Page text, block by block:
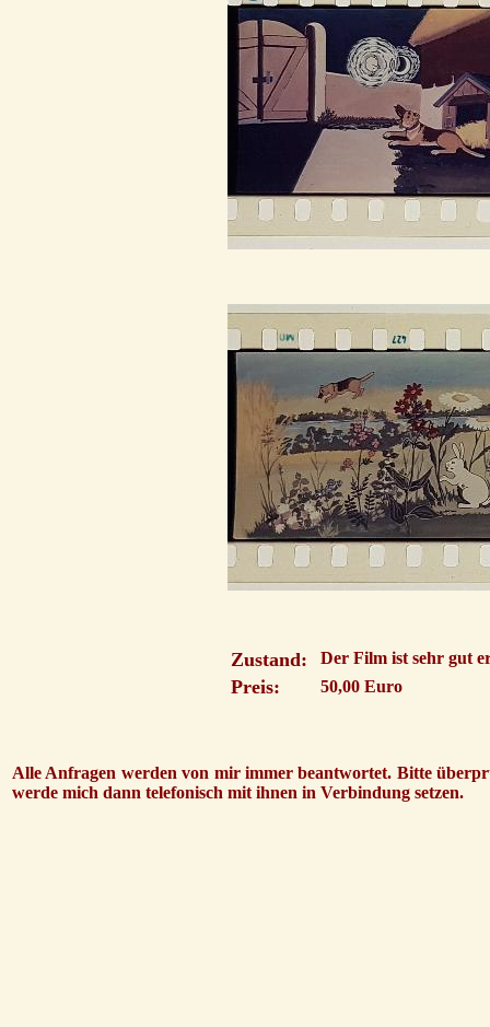
Zustand: Der Film ist sehr gut
Preis: 50,00 Euro
Alle Anfragen werden von mir immer beantwortet. Bitte
werde mich dann telefonisch mit ihnen in Verbindung setzen.